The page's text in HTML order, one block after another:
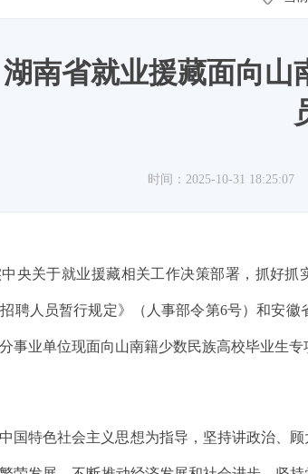
南省就业援藏面向
时间：2025-10-31 18:25:07
央关于就业援藏相关工作决策部署，抓好
聘人员暂行规定》（人事部令第6号）和安
事业单位现面向山南籍少数民族高校毕业生
国特色社会主义思想为指导，坚持讲政治、